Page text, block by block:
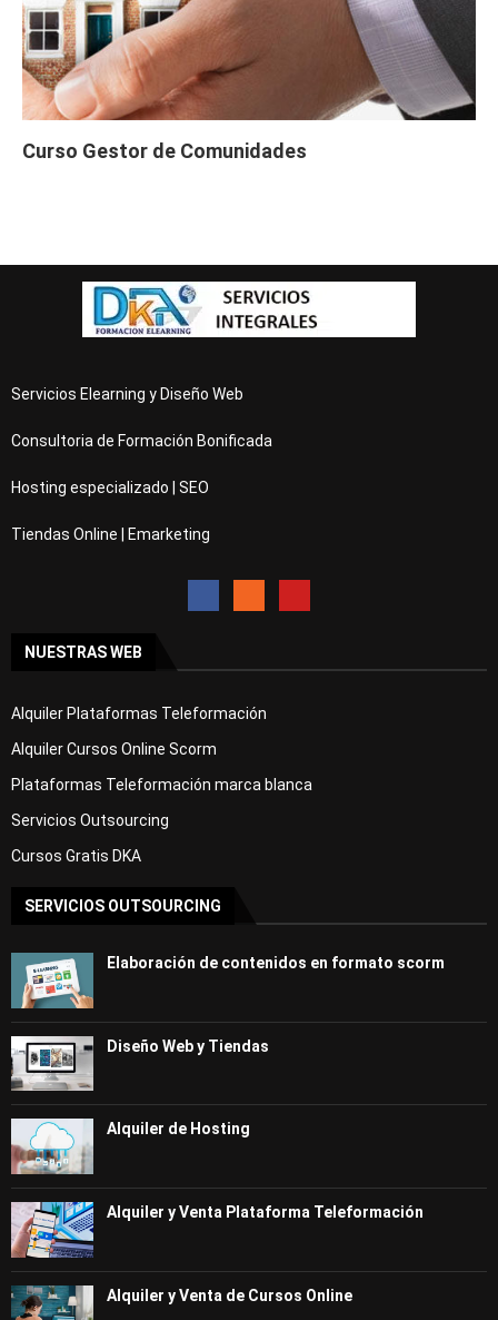
Curso Gestor de Comunidades
Servicios Elearning y Diseño Web
Consultoria de Formación Bonificada
Hosting especializado | SEO
Tiendas Online | Emarketing
NUESTRAS WEB
Alquiler Plataformas Teleformación
Alquiler Cursos Online Scorm
Plataformas Teleformación marca blanca
Servicios Outsourcing
Cursos Gratis DKA
SERVICIOS OUTSOURCING
Elaboración de contenidos en formato scorm
Diseño Web y Tiendas
Alquiler de Hosting
Alquiler y Venta Plataforma Teleformación
Alquiler y Venta de Cursos Online